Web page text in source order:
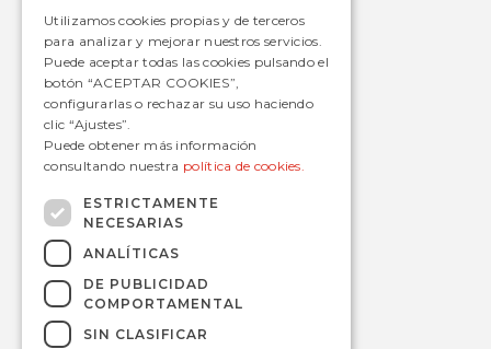
Autobús
Tranvía
Metro
Estaciones
Contacto
informacion@avanzagrupo.com
+34 916 021 900
Utilizamos cookies propias y de terceros
para analizar y mejorar nuestros servicios.
Puede aceptar todas las cookies pulsando el
botón “ACEPTAR COOKIES”,
configurarlas o rechazar su uso haciendo
clic “Ajustes”.
Puede obtener más información
consultando nuestra política de cookies.
ESTRICTAMENTE
NECESARIAS
ANALÍTICAS
DE PUBLICIDAD
COMPORTAMENTAL
SIN CLASIFICAR